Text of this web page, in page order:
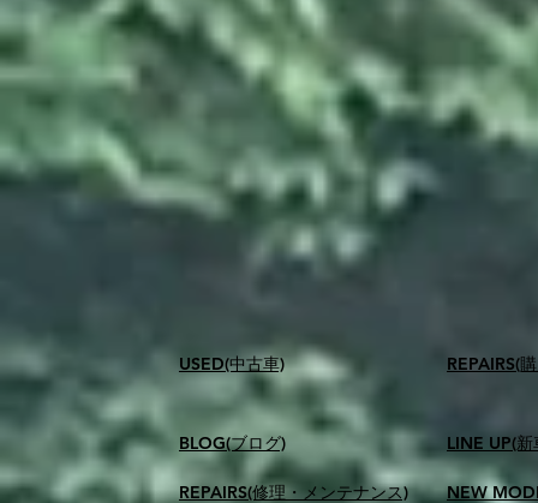
USED(中古車)
BLOG(ブログ)
REPAIRS(修理・メンテナンス)
​REPAIRS(
LINE UP(
NEW